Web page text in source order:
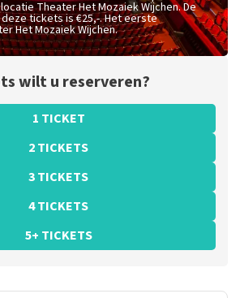
Theater Het Mozaiek Wijchen. De
deze tickets is€25,-. Het eerste
Het Mozaiek Wijchen.
wilt u reserveren?
1 TICKET
2 TICKETS
3 TICKETS
4 TICKETS
5+ TICKETS